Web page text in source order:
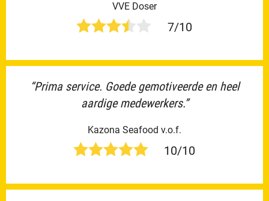
VVE Doser
7/10
“Prima service. Goede gemotiveerde en heel
aardige medewerkers.”
Kazona Seafood v.o.f.
10/10